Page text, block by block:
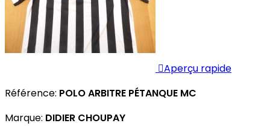
Aperçu rapide
Référence: POLO ARBITRE PÉTANQUE MC
Marque: DIDIER CHOUPAY